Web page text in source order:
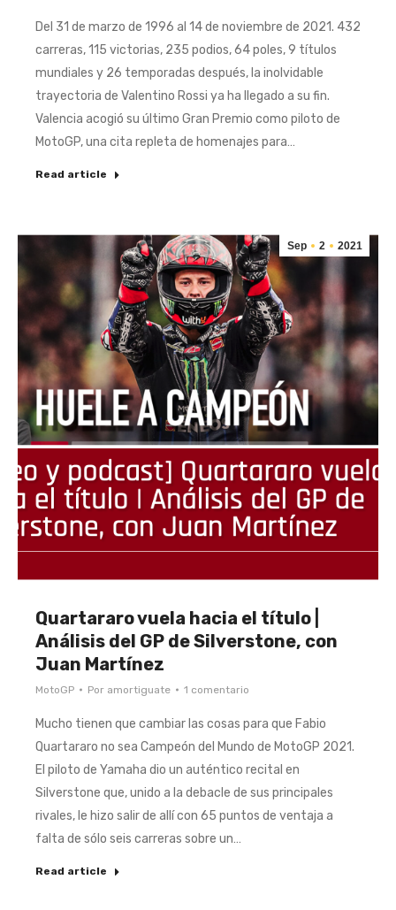
Del 31 de marzo de 1996 al 14 de noviembre de 2021. 432
carreras, 115 victorias, 235 podios, 64 poles, 9 títulos
mundiales y 26 temporadas después, la inolvidable
trayectoria de Valentino Rossi ya ha llegado a su fin.
Valencia acogió su último Gran Premio como piloto de
MotoGP, una cita repleta de homenajes para…
Read article
Sep 2 2021
Quartararo vuela hacia el título |
Análisis del GP de Silverstone, con
Juan Martínez
MotoGP Por amortiguate 1 comentario
Mucho tienen que cambiar las cosas para que Fabio
Quartararo no sea Campeón del Mundo de MotoGP 2021.
El piloto de Yamaha dio un auténtico recital en
Silverstone que, unido a la debacle de sus principales
rivales, le hizo salir de allí con 65 puntos de ventaja a
falta de sólo seis carreras sobre un…
Read article